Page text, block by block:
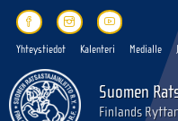
Yhteystiedot Kalenteri Medialle
Suomen
Finlands